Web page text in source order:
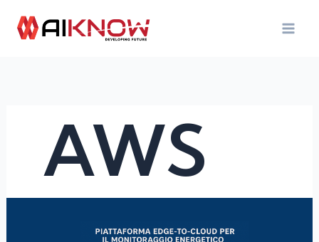
contenuto
AWS